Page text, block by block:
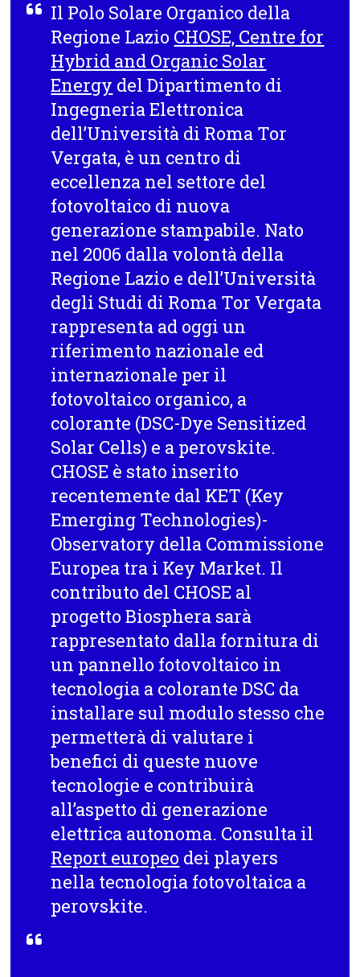
Il Polo Solare Organico della
Regione Lazio CHOSE, Centre for
Hybrid and Organic Solar
Energy del Dipartimento di
Ingegneria Elettronica
dell’Università di Roma Tor
Vergata, è un centro di
eccellenza nel settore del
fotovoltaico di nuova
generazione stampabile. Nato
nel 2006 dalla volontà della
Regione Lazio e dell’Università
degli Studi di Roma Tor Vergata
rappresenta ad oggi un
riferimento nazionale ed
internazionale per il
fotovoltaico organico, a
colorante (DSC-Dye Sensitized
Solar Cells) e a perovskite.
CHOSE è stato inserito
recentemente dal KET (Key
Emerging Technologies)-
Observatory della Commissione
Europea tra i Key Market. Il
contributo del CHOSE al
progetto Biosphera sarà
rappresentato dalla fornitura di
un pannello fotovoltaico in
tecnologia a colorante DSC da
installare sul modulo stesso che
permetterà di valutare i
benefici di queste nuove
tecnologie e contribuirà
all’aspetto di generazione
elettrica autonoma. Consulta il
Report europeo dei players
nella tecnologia fotovoltaica a
perovskite.